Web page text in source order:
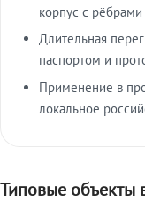
корпус с
Длительная
паспортом и
Применение в
локальное
Типовые объекты